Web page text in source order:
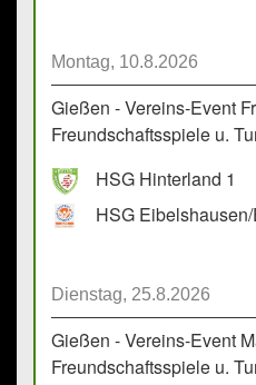
Montag, 10.8.2026
Gießen - Vereins-Event
Freundschaftsspiele u.
HSG Hinterland 1
Dienstag, 25.8.2026
Gießen - Vereins-Event
Freundschaftsspiele u.